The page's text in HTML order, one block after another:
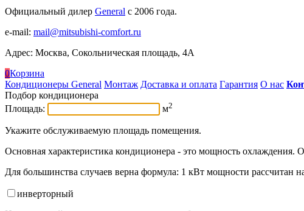
Официальный дилер General c 2006 года.
e-mail: mail@mitsubishi-comfort.ru
Адрес: Москва, Сокольническая площадь, 4А
0Корзина
Кондиционеры General Монтаж Доставка и оплата Гарантия О нас
Подбор кондиционера
Площадь:
м2
Укажите обслуживаемую площадь помещения.
Основная характеристика кондиционера - это мощность охлаждения.
Для большинства случаев верна формула: 1 кВт мощности рассчитан
инверторный